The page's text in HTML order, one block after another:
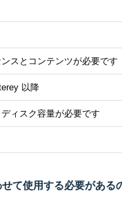
スとコンテンツが必要です
以降
ィスク容量が必要です
て使用する必要がある